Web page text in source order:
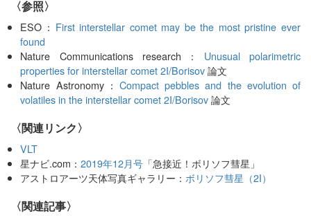
〈参照〉
ESO： First interstellar comet may be the most pristine ever
found
Nature Communications research： Unusual polarimetric
properties for interstellar comet 2I/Borisov論文
Nature Astronomy： Compact pebbles and the evolution of
volatiles in the interstellar comet 2I/Borisov論文
〈関連リンク〉
VLT
星ナビ.com：2019年12月号 「急接近！ボリソフ彗星」
アストロアーツ天体写真ギャラリー： ボリソフ彗星（2I）
関連記事